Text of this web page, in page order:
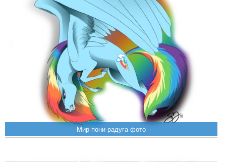
Мир пони радуга фото